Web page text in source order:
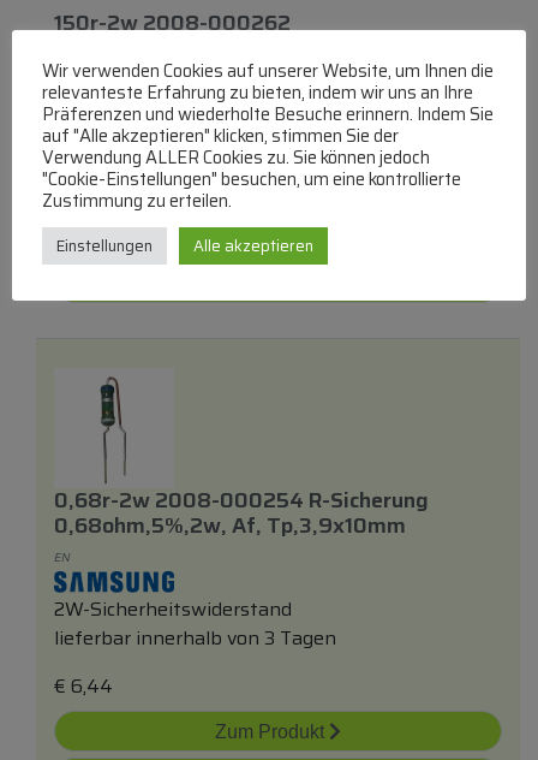
150r-2w 2008-000262
2W-Sicherheitswiderstand
lieferbar innerhalb von 3 Wochen
€6,44
Zum Produkt
0,68r-2w 2008-000254 R-Sicherung
0,68ohm,5%,2w, Af, Tp,3,9x10mm
EN
2W-Sicherheitswiderstand
lieferbar innerhalb von 3 Tagen
€ 6,44
Zum Produkt
Wir verwenden Cookies auf unserer Website, um Ihnen die
relevanteste Erfahrung zu bieten, indem wir uns an Ihre
Präferenzen und wiederholte Besuche erinnern. Indem Sie
auf "Alle akzeptieren" klicken, stimmen Sie der
Verwendung ALLER Cookies zu. Sie können jedoch
"Cookie-Einstellungen" besuchen, um eine kontrollierte
Zustimmung zu erteilen.
Einstellungen Alle akzeptieren